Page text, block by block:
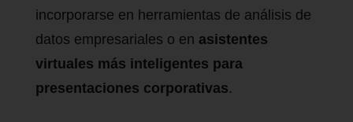
incorporarse en herramientas de análisis de
datos empresariales o en asistentes
virtuales más inteligentes para
presentaciones corporativas.